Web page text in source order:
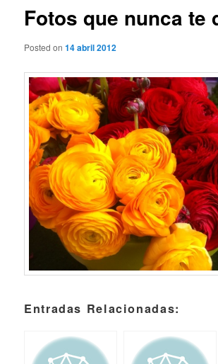
Fotos que nunca te
Posted on14 abril 2012
Entradas Relacionadas: